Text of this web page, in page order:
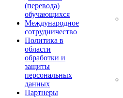
(перевода)
обучающихся
Международное
сотрудничество
Политика в
области
обработки и
защиты
персональных
данных
Партнеры